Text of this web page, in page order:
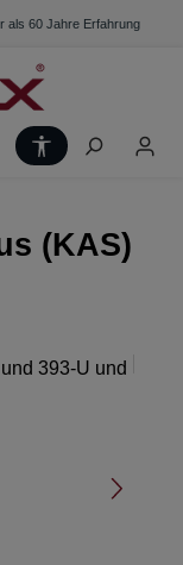
als 60 Jahre Erfahrung
(KAS)